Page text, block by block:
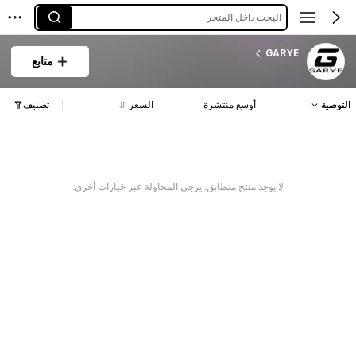
البحث داخل المتجر
GARYE
متابع
التوصية أوسع منتشرة السعر تصنيف
لا يوجد منتج متطابق. يرجى المحاولة عبر خيارات أخرى.